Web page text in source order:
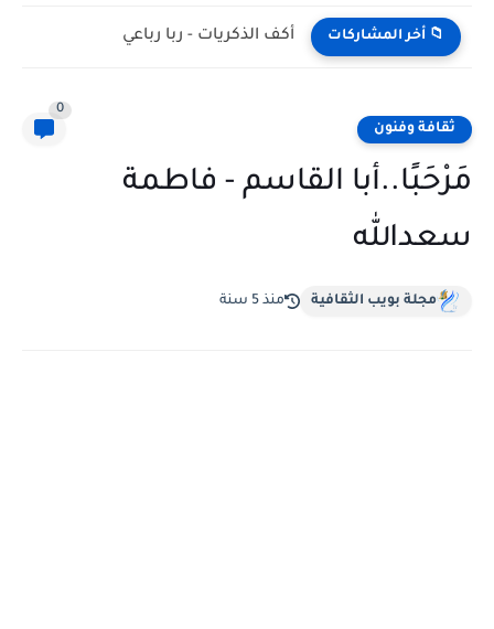
📁 أخر المشاركات أكف الذكريات - ربا رباعي
ثقافة وفنون
0
مَرْحَبًا..أبا القاسم - فاطمة
سعدالله
مجلة بويب الثقافية منذ 5 سنة